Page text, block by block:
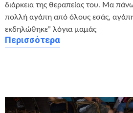
διάρκεια της θεραπείας του. Μα
πολλή αγάπη από όλους εσάς,
εκδηλώθηκε” λόγια μαμάς
Περισσότερα